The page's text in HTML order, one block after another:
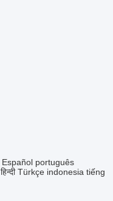
Español português
हिन्दी Türkçe indonesia tiếng